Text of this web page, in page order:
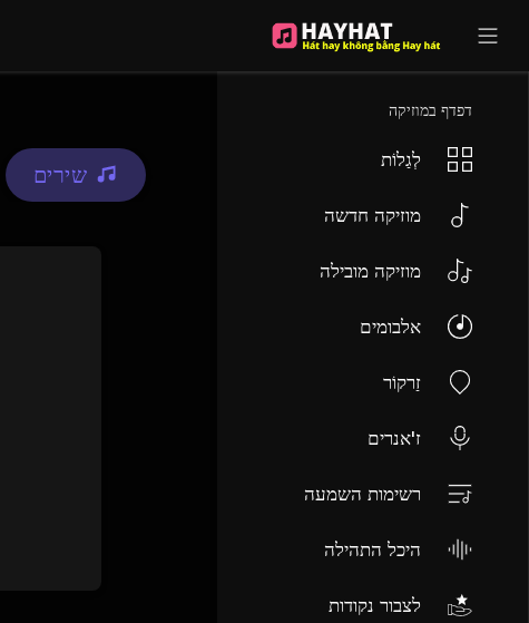
דפדף במוזיקה
לְגַלוֹת
מוזיקה חדשה
מוזיקה מובילה
אלבומים
זַרקוֹר
ז'אנרים
רשימות השמעה
היכל התהילה
לצבור נקודות
שירים